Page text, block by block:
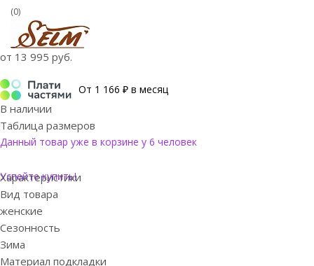
(0)
от 13 995 руб.
От 1 166 ₽ в месяц
В наличии
Таблица размеров
Данный товар уже в корзине у 6 человек
Успейте купить!
Характеристики
Вид товара
женские
Сезонность
Зима
Материал подкладки